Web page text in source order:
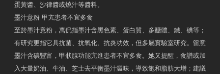
蛋黃醬、沙律醬或燒汁等醬料。
墨汁意粉 甲亢患者不宜多食
至於墨汁意粉，萬侃指墨汁含黑色素、蛋白質、多醣體、鐵、碘等；
有研究更指它具抗菌、抗氧化、抗炎功效，但多屬實驗室研究。留意
墨汁含碘豐富，甲狀腺功能亢進患者不宜多食。她又提醒，食譜或加
入大量奶油、牛油、芝士去平衡墨汁澀味，導致飽和脂肪大增；建議